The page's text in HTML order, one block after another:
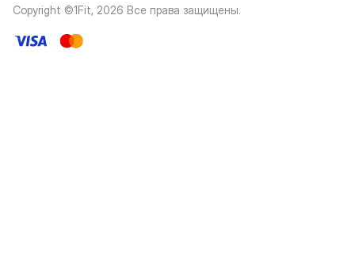
Copyright ©1Fit, 2026 Все права защищены.